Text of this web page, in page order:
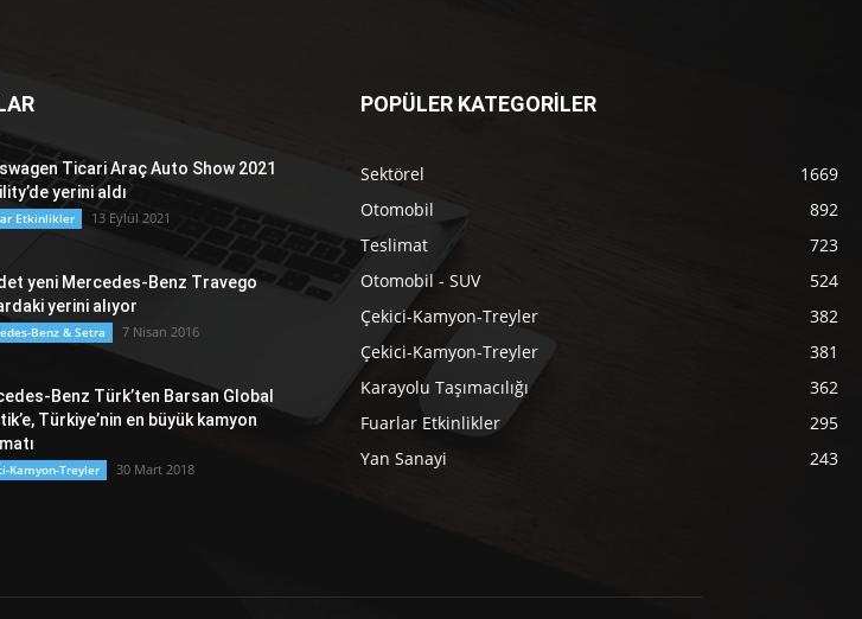
Ticari Araç Auto Show 2021
Etkinlikler 13 Eylül 2021
yeni Mercedes-Benz Travego
Benz & Setra 7 Nisan 2016
Benz Türk’ten Barsan Global
POPÜLER KATEGORİLER
Sektörel
1669
Otomobil
892
Teslimat
723
Otomobil - SUV
524
Çekici-Kamyon-Treyler
382
Çekici-Kamyon-Treyler
381
Karayolu Taşımacılığı
362